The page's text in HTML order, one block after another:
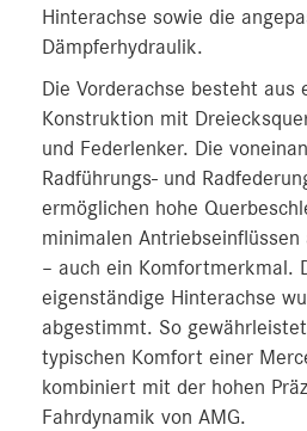
Hinterachse sowie die
Dämpferhydraulik.
Die Vorderachse besteht aus
Konstruktion mit
und Federlenker. Die
Radführungs- und
ermöglichen hohe
minimalen
– auch ein Komfortmerkmal.
eigenständige Hinterachse
abgestimmt. So
typischen Komfort einer
kombiniert mit der hohen
Fahrdynamik von AMG.